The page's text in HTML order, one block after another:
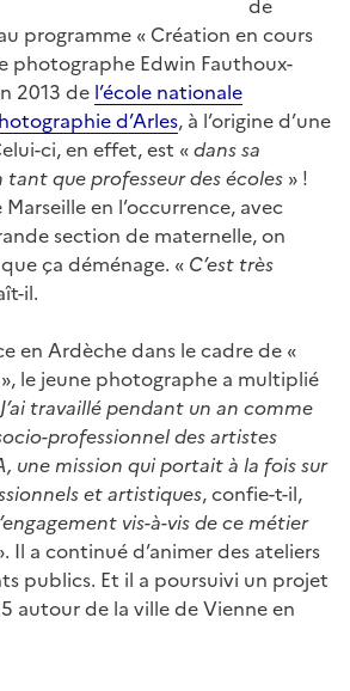
programme « Création en cours
photographe Edwin Fauthoux-
2013 de l’école nationale
d’Arles, à l’origine d’une
ci, en effet, est «dans sa
que professeur des écoles » !
en l’occurrence, avec
section de maternelle, on
ça déménage. « C’est très
il.
en Ardèche dans le cadre de «
le jeune photographe a multiplié
J’ai travaillé pendant un an comme
professionnel des artistes
une mission qui portait à la fois sur
et artistiques, confie-t-il,
vis-à-vis de ce métier
Il a continué d’animer des ateliers
publics. Et il a poursuivi un projet
autour de la ville de Vienne en